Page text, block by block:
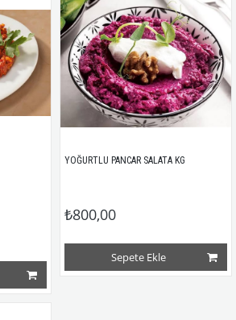
YOĞURTLU PANCAR SALATA KG
₺800,00
Sepete Ekle